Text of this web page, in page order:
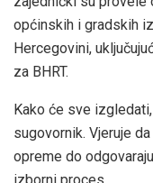
općinskih i gradskih
Hercegovini,
za BHRT.
Kako će sve
sugovornik. Vjeruje
opreme do